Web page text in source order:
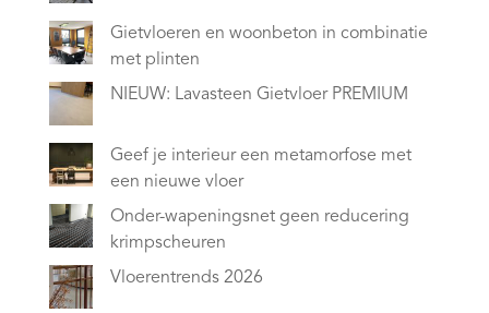
Gietvloeren en woonbeton in combinatie
met plinten
NIEUW: Lavasteen Gietvloer PREMIUM
Geef je interieur een metamorfose met
een nieuwe vloer
Onder-wapeningsnet geen reducering
krimpscheuren
Vloerentrends 2026